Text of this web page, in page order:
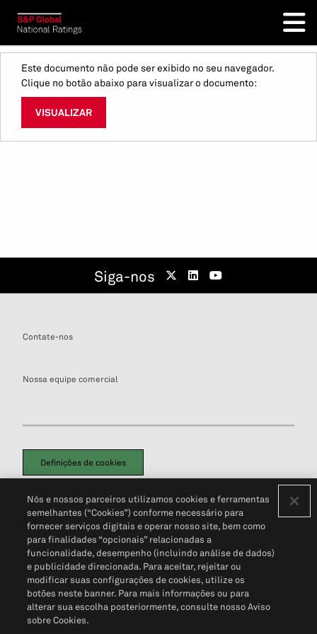
Este documento não pode ser exibido no seu navegador.
Clique no botão abaixo para visualizar o documento:
VISUALIZAR
Siga-nos
Contate-nos
Nossa equipe comercial
Definições de cookies
Política de PrivacidadePortal de privacidade do cliente (em inglês)
Não Venda Minhas Informações Pessoais© 2026 S&P Global
Nós e nossos parceiros utilizamos cookies e ferramentas
semelhantes (“Cookies”) conforme necessário para
fornecer serviços digitais e operar nosso site, bem como
para finalidades “opcionais” relacionadas a
funcionalidade, desempenho (incluindo análise de dados)
e publicidade direcionada. Para aceitar, rejeitar ou
modificar suas configurações de cookies, utilize os
botões neste banner. Para mais informações ou para
alterar sua escolha posteriormente, consulte nosso Aviso
sobre Cookies.